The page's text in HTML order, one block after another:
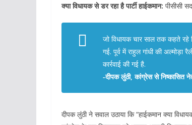
क्या विधायक से डर रहा है पार्टी हाईकमान: पीसीसी
जो विधायक चार साल तक कहते रहे
गई. पूर्व में राहुल गांधी की अल्मोड़ा
कार्रवाई की गई है.
-दीपक लुंठी, कांग्रेस से निष्कासित
दीपक लुंठी ने सवाल उठाया कि “हाईकमान क्या